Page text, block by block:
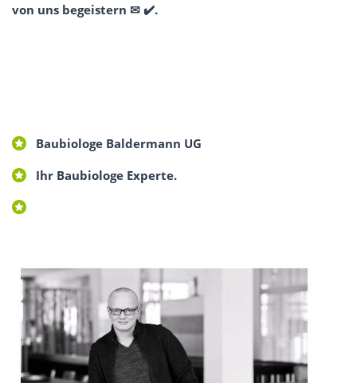
von uns begeistern ✉ ✔️.
Baubiologe Baldermann UG
Ihr Baubiologe Experte.